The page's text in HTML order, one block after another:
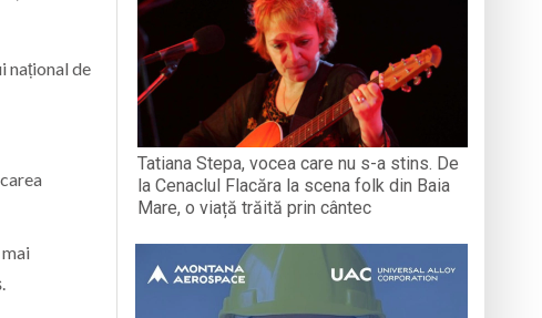
național de
Tatiana Stepa, vocea care nu s-a stins. De
la Cenaclul Flacăra la scena folk din Baia
Mare, o viață trăită prin cântec